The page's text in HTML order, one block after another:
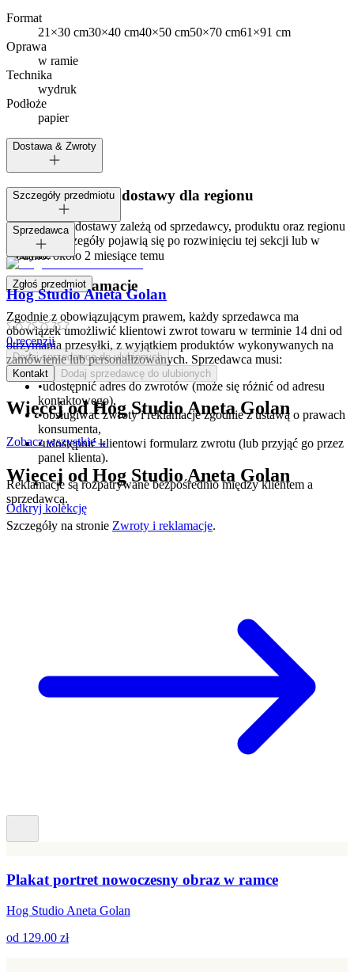
Format
21×30 cm30×40 cm40×50 cm50×70 cm61×91 cm
Oprawa
w ramie
Technika
wydruk
Podłoże
papier
Dostawa & Zwroty
Dostępne metody dostawy dla regionu
Opcje i koszt dostawy zależą od sprzedawcy, produktu oraz regionu
dostawy. Szczegóły pojawią się po rozwinięciu tej sekcji lub w
koszyku.
Zwroty i reklamacje
Zgodnie z obowiązującym prawem, każdy sprzedawca ma
obowiązek umożliwić klientowi zwrot towaru w terminie 14 dni od
otrzymania przesyłki, z wyjątkiem produktów wykonywanych na
zamówienie lub personalizowanych. Sprzedawca musi:
•udostępnić adres do zwrotów (może się różnić od adresu
kontaktowego),
•obsługiwać zwroty i reklamacje zgodnie z ustawą o prawach
konsumenta,
•udostępnić klientowi formularz zwrotu (lub przyjąć go przez
panel klienta).
Reklamacje są rozpatrywane bezpośrednio między klientem a
sprzedawcą.
Szczegóły na stronie Zwroty i reklamacje.
Szczegóły przedmiotu
Tagi:
Dodano:około 2 miesiące temu
Zgłoś przedmiot
Sprzedawca
Hog Studio Aneta Golan
0recenzji
Dodaj sprzedawcę do ulubionych
Kontakt
Dodaj sprzedawcę do ulubionych
Więcej odHog Studio Aneta Golan
Zobacz wszystkie→
Więcej od Hog Studio Aneta Golan
Odkryj kolekcję
Plakat portret nowoczesny obraz w ramce
Hog Studio Aneta Golan
od 129.00 zł